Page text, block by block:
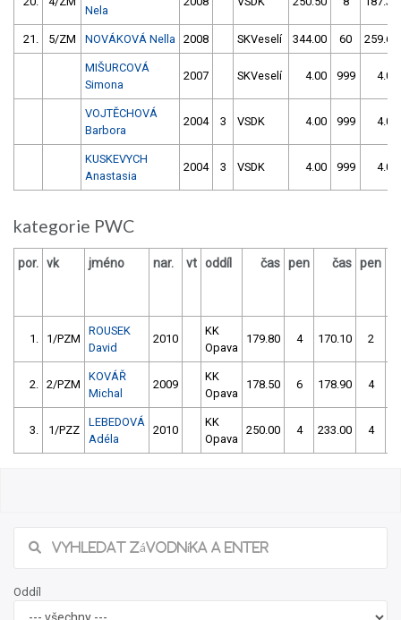
Nela
21. 5/ZM NOVÁKOVÁ Nella 2008 SKVeselí 344.00 60 259.60
MIŠURCOVÁ
Simona
2007 SKVeselí 4.00 999 4.00
VOJTĚCHOVÁ
Barbora
2004 3 VSDK 4.00 999 4.00
KUSKEVYCH
Anastasia
2004 3 VSDK 4.00 999 4.00
kategorie PWC
por. vk jméno nar. vt oddíl čas pen čas pen
1. 1/PZM
ROUSEK
David
2010
KK
Opava
179.80 4 170.10 2
2. 2/PZM
KOVÁŘ
Michal
2009
KK
Opava
178.50 6 178.90 4
3. 1/PZZ
LEBEDOVÁ
Adéla
2010
KK
Opava
250.00 4 233.00 4
Oddíl